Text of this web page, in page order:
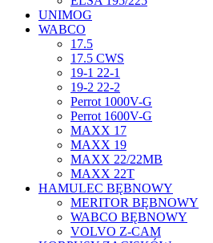
UNIMOG
WABCO
17.5
17.5 CWS
19-1 22-1
19-2 22-2
Perrot 1000V-G
Perrot 1600V-G
MAXX 17
MAXX 19
MAXX 22/22MB
MAXX 22T
HAMULEC BĘBNOWY
MERITOR BĘBNOWY
WABCO BĘBNOWY
VOLVO Z-CAM